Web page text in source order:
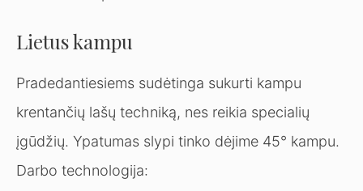
Lietus kampu
Pradedantiesiems sudėtinga sukurti kampu
krentančių lašų techniką, nes reikia specialių
įgūdžių. Ypatumas slypi tinko dėjime 45° kampu.
Darbo technologija: